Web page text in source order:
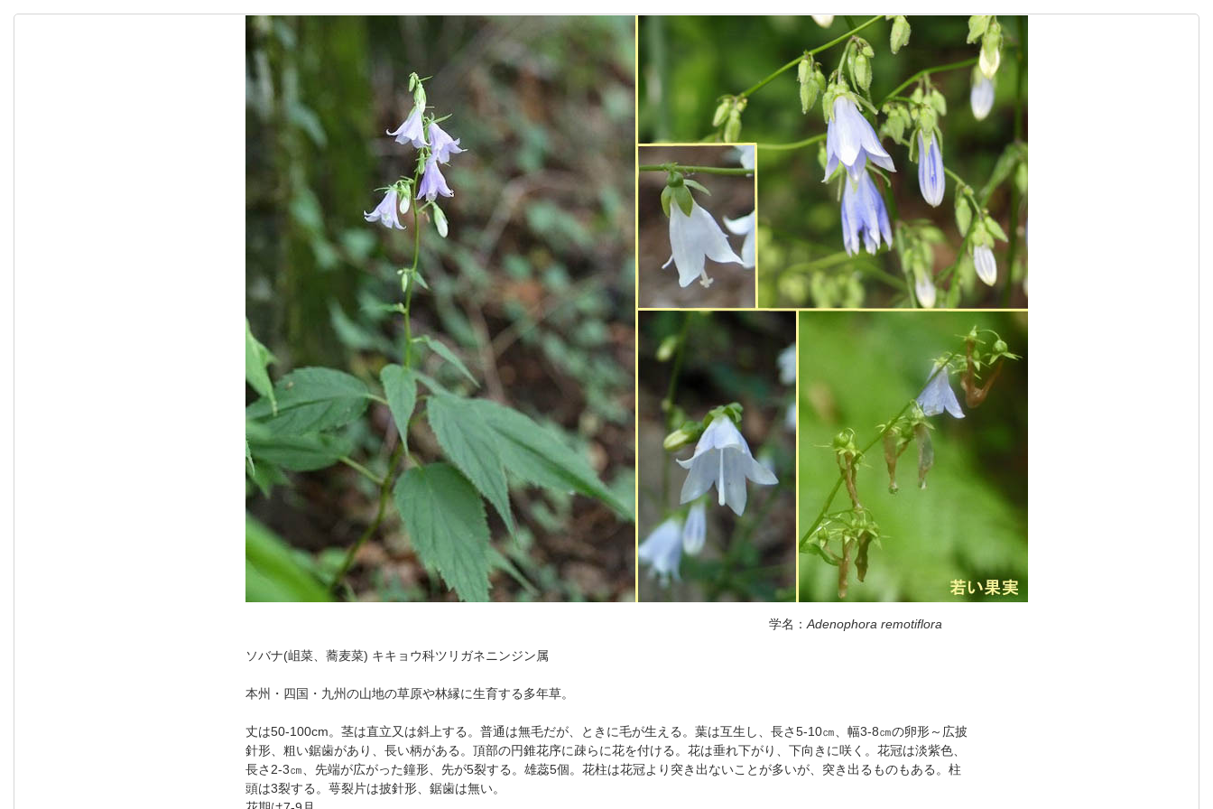
学名： Adenophora remotiflora
ソバナ(岨菜、蕎麦菜) キキョウ科ツリガネニンジン属
本州・四国・九州の山地の草原や林縁に生育する多年草。
丈は50-100cm。茎は直立又は斜上する。普通は無毛だが、ときに毛が生える。葉は互生し、長さ5-10㎝、幅3-8㎝の卵形～広披
針形、粗い鋸歯があり、長い柄がある。頂部の円錐花序に疎らに花を付ける。花は垂れ下がり、下向きに咲く。花冠は淡紫色、
長さ2-3㎝、先端が広がった鐘形、先が5裂する。雄蕊5個。花柱は花冠より突き出ないことが多いが、突き出るものもある。柱
頭は3裂する。萼裂片は披針形、鋸歯は無い。